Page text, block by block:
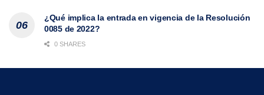
¿Qué implica la entrada en vigencia de la Resolución
0085 de 2022?
0 SHARES